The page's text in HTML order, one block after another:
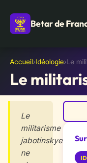
Betar de
Accueil›Idéologie›Le
Le
Le
militarisme
jabotinskyen
ne